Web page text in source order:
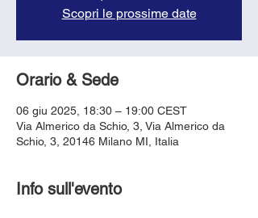
Scopri le prossime date
Orario & Sede
06 giu 2025, 18:30 – 19:00 CEST
Via Almerico da Schio, 3, Via Almerico da
Schio, 3, 20146 Milano MI, Italia
Info sull'evento